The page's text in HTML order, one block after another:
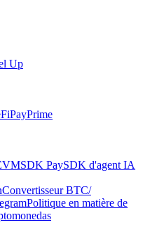
Up
PayPrime
SDK PaySDK d'agent IA
Convertisseur BTC/
Politique en matière de